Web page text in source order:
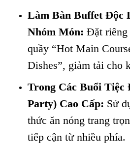
Làm Bàn Buffet Độc
Nhóm Món: Đặt riêng
quầy “Hot Main
Dishes”, giảm tải cho
Trong Các Buổi Tiệc
Party) Cao Cấp: Sử
thức ăn nóng trang
tiếp cận từ nhiều phía.